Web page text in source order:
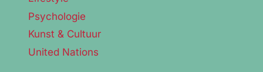
Psychologie
Kunst & Cultuur
United Nations